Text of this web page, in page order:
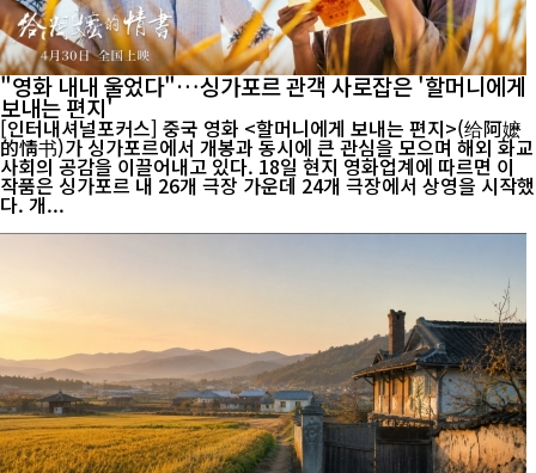
"영화 내내 울었다"…싱가포르 관객 사로잡은 '할머니에게
보내는 편지'
[인터내셔널포커스] 중국 영화 <할머니에게 보내는 편지>(给阿嬷
的情书)가 싱가포르에서 개봉과 동시에 큰 관심을 모으며 해외 화교
사회의 공감을 이끌어내고 있다. 18일 현지 영화업계에 따르면 이
작품은 싱가포르 내 26개 극장 가운데 24개 극장에서 상영을 시작했
다. 개...